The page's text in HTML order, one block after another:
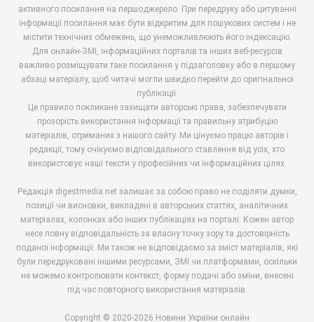
активного посилання на першоджерело. При передруку або цитуванні
інформації посилання має бути відкритим для пошукових систем і не
містити технічних обмежень, що унеможливлюють його індексацію.
Для онлайн-ЗМІ, інформаційних порталів та інших веб-ресурсів
важливо розміщувати таке посилання у підзаголовку або в першому
абзаці матеріалу, щоб читачі могли швидко перейти до оригінальної
публікації.
Це правило покликане захищати авторські права, забезпечувати
прозорість використання інформації та правильну атрибуцію
матеріалів, отриманих з нашого сайту. Ми цінуємо працю авторів і
редакції, тому очікуємо відповідального ставлення від усіх, хто
використовує наші тексти у професійних чи інформаційних цілях.
Редакція digestmedia.net залишає за собою право не поділяти думки,
позиції чи висновки, викладені в авторських статтях, аналітичних
матеріалах, колонках або інших публікаціях на порталі. Кожен автор
несе повну відповідальність за власну точку зору та достовірність
поданої інформації. Ми також не відповідаємо за зміст матеріалів, які
були передруковані іншими ресурсами, ЗМІ чи платформами, оскільки
не можемо контролювати контекст, форму подачі або зміни, внесені
під час повторного використання матеріалів.
Copyright © 2020-2026 Новини України онлайн